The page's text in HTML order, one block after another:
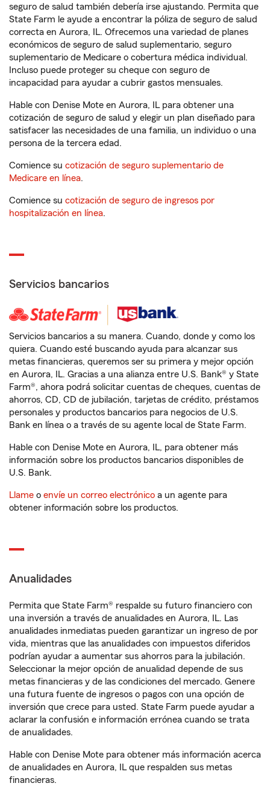
seguro de salud también debería irse ajustando. Permita que
State Farm le ayude a encontrar la póliza de seguro de salud
correcta en Aurora, IL. Ofrecemos una variedad de planes
económicos de seguro de salud suplementario, seguro
suplementario de Medicare o cobertura médica individual.
Incluso puede proteger su cheque con seguro de
incapacidad para ayudar a cubrir gastos mensuales.
Hable con Denise Mote en Aurora, IL para obtener una
cotización de seguro de salud y elegir un plan diseñado para
satisfacer las necesidades de una familia, un individuo o una
persona de la tercera edad.
Comience su cotización de seguro suplementario de
Medicare en línea.
Comience su cotización de seguro de ingresos por
hospitalización en línea.
Servicios bancarios
Servicios bancarios a su manera. Cuando, donde y como los
quiera. Cuando esté buscando ayuda para alcanzar sus
metas financieras, queremos ser su primera y mejor opción
en Aurora, IL. Gracias a una alianza entre U.S. Bank® y State
Farm®, ahora podrá solicitar cuentas de cheques, cuentas de
ahorros, CD, CD de jubilación, tarjetas de crédito, préstamos
personales y productos bancarios para negocios de U.S.
Bank en línea o a través de su agente local de State Farm.
Hable con Denise Mote en Aurora, IL, para obtener más
información sobre los productos bancarios disponibles de
U.S. Bank.
Llame o envíe un correo electrónico a un agente para
obtener información sobre los productos.
Anualidades
Permita que State Farm® respalde su futuro financiero con
una inversión a través de anualidades en Aurora, IL. Las
anualidades inmediatas pueden garantizar un ingreso de por
vida, mientras que las anualidades con impuestos diferidos
podrían ayudar a aumentar sus ahorros para la jubilación.
Seleccionar la mejor opción de anualidad depende de sus
metas financieras y de las condiciones del mercado. Genere
una futura fuente de ingresos o pagos con una opción de
inversión que crece para usted. State Farm puede ayudar a
aclarar la confusión e información errónea cuando se trata
de anualidades.
Hable con Denise Mote para obtener más información acerca
de anualidades en Aurora, IL que respalden sus metas
financieras.